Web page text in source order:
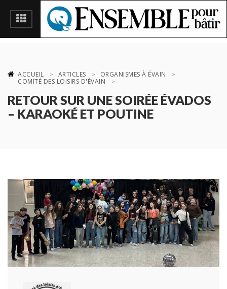
ACCUEIL ARTICLES
ORGANISMES À ÉVAIN
COMITÉ DES LOISIRS D'ÉVAIN
RETOUR SUR UNE SOIRÉE ÉVADOS
– KARAOKÉ ET POUTINE